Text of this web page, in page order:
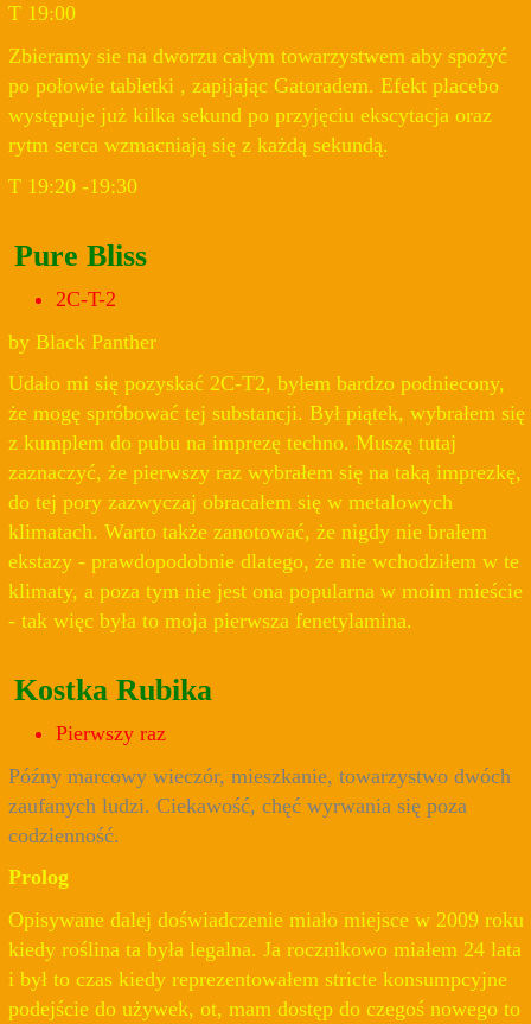
T 19:00
Zbieramy sie na dworzu całym towarzystwem aby spożyć
po połowie tabletki , zapijając Gatoradem. Efekt placebo
występuje już kilka sekund po przyjęciu ekscytacja oraz
rytm serca wzmacniają się z każdą sekundą.
T 19:20 -19:30
Pure Bliss
2C-T-2
by Black Panther
Udało mi się pozyskać 2C-T2, byłem bardzo podniecony,
że mogę spróbować tej substancji. Był piątek, wybrałem się
z kumplem do pubu na imprezę techno. Muszę tutaj
zaznaczyć, że pierwszy raz wybrałem się na taką imprezkę,
do tej pory zazwyczaj obracałem się w metalowych
klimatach. Warto także zanotować, że nigdy nie brałem
ekstazy - prawdopodobnie dlatego, że nie wchodziłem w te
klimaty, a poza tym nie jest ona popularna w moim mieście
- tak więc była to moja pierwsza fenetylamina.
Kostka Rubika
Pierwszy raz
Późny marcowy wieczór, mieszkanie, towarzystwo dwóch
zaufanych ludzi. Ciekawość, chęć wyrwania się poza
codzienność.
Prolog
Opisywane dalej doświadczenie miało miejsce w 2009 roku
kiedy roślina ta była legalna. Ja rocznikowo miałem 24 lata
i był to czas kiedy reprezentowałem stricte konsumpcyjne
podejście do używek, ot, mam dostęp do czegoś nowego to